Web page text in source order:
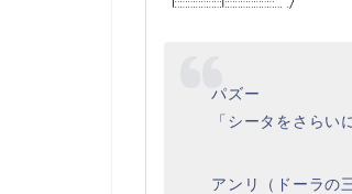
パズー
「シータをさらい
アンリ（ドーラの